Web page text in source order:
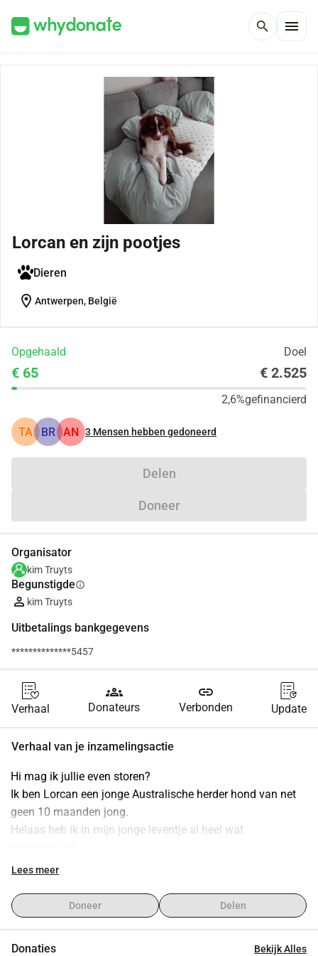
search menu
Lorcan en zijn pootjes
Dieren
location_on Antwerpen, België
Opgehaald Doel
€ 65 € 2.525
2,6%gefinancierd
TA BR AN 3 Mensen hebben gedoneerd
Delen
Doneer
Organisator
kim Truyts
Begunstigdeinfo
kim Truyts
Uitbetalings bankgegevens
**************5457
Verhaal
groups
Donateurs
link
Verbonden Update
Verhaal van je inzamelingsactie
Hi mag ik jullie even storen?
Ik ben Lorcan een jonge Australische herder hond van net
geen 10 maanden jong.
Helaas heb ik in mijn jonge leventje al heel wat
Ik ben geboren in een donker hok met mijn mama en mijn
ontdekken. Tot ze die stoute mensen hebben aangeklaagd
en ze gedwongen hebben om alles weg te doen. Gelukkig
Lees meer
Doneer Delen
Donaties Bekijk Alles